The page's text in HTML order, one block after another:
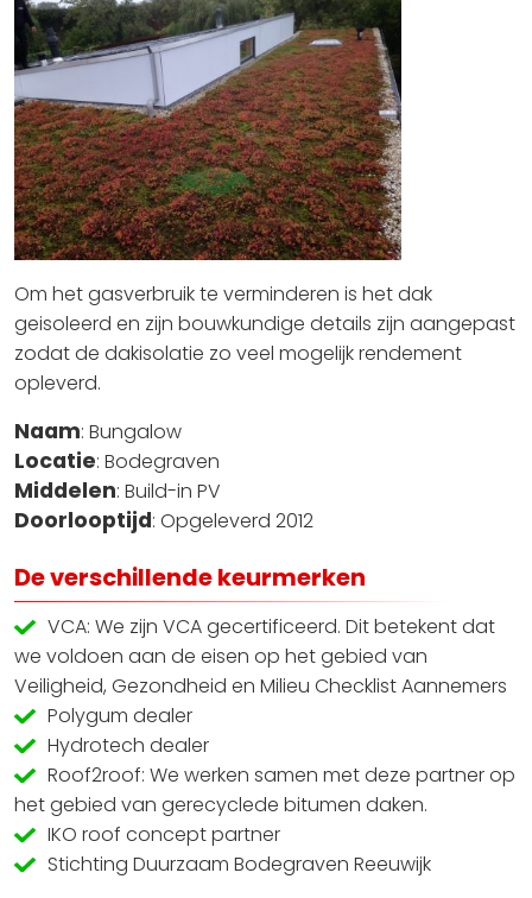
Om het gasverbruik te verminderen is het dak
geisoleerd en zijn bouwkundige details zijn aangepast
zodat de dakisolatie zo veel mogelijk rendement
opleverd.
Naam: Bungalow
Locatie: Bodegraven
Middelen: Build-in PV
Doorlooptijd: Opgeleverd 2012
De verschillende keurmerken
VCA: We zijn VCA gecertificeerd. Dit betekent dat
we voldoen aan de eisen op het gebied van
Veiligheid, Gezondheid en Milieu Checklist Aannemers
Polygum dealer
Hydrotech dealer
Roof2roof: We werken samen met deze partner op
het gebied van gerecyclede bitumen daken.
IKO roof concept partner
Stichting Duurzaam Bodegraven Reeuwijk